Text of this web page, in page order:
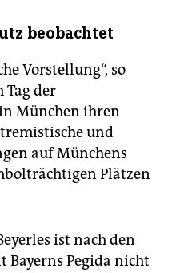
beobachtet
Vorstellung“, so
Tag der
München ihren
und
auf Münchens
Plätzen
ist nach den
Pegida nicht